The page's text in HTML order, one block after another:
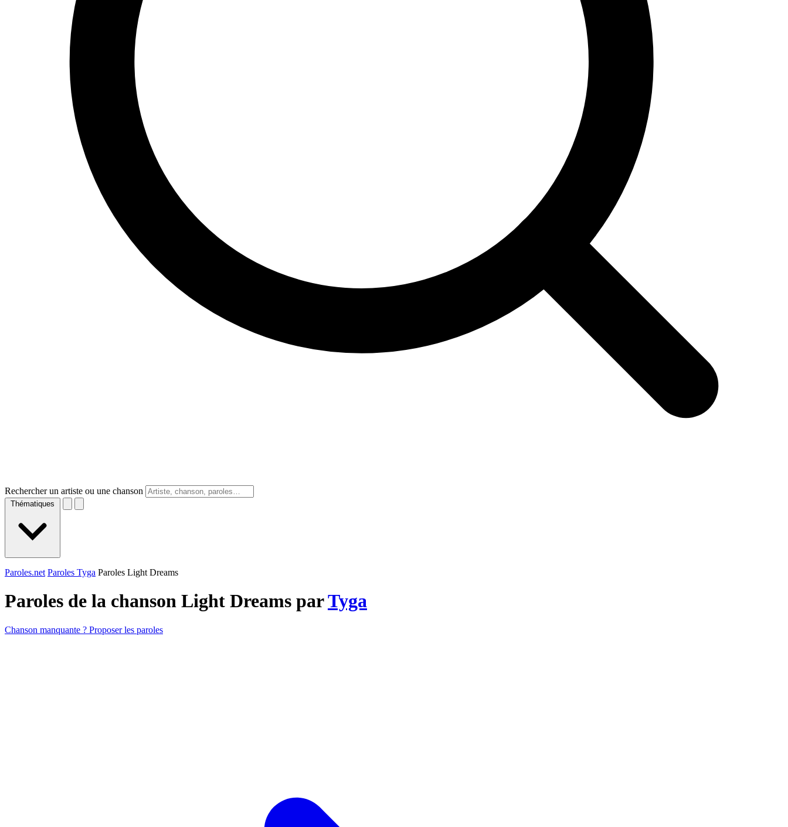
Rechercher un artiste ou une chanson
Thématiques
Paroles.net Paroles Tyga Paroles Light Dreams
Paroles de la chanson Light Dreams parTyga
Chanson manquante ? Proposer les paroles